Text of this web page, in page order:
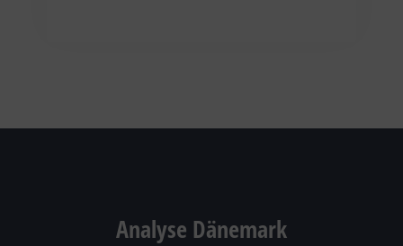
Analyse Dänemark